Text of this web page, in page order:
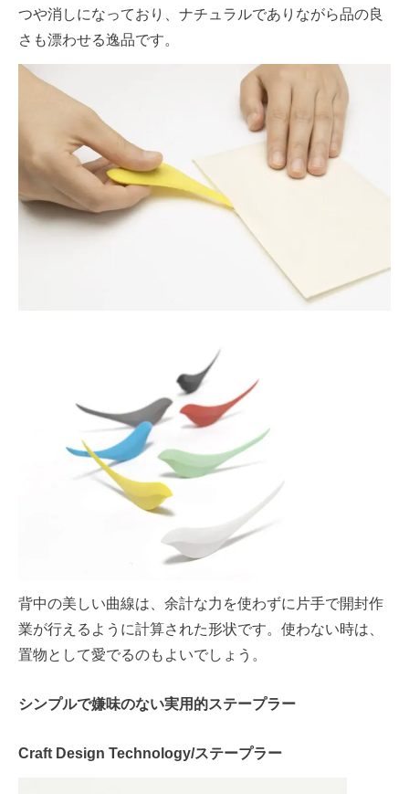
つや消しになっており、ナチュラルでありながら品の良
さも漂わせる逸品です。
背中の美しい曲線は、余計な力を使わずに片手で開封作
業が行えるように計算された形状です。使わない時は、
置物として愛でるのもよいでしょう。
シンプルで嫌味のない実用的ステープラー
Craft Design Technology/ステープラー